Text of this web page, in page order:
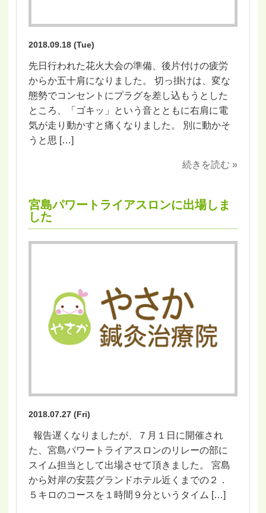
2018.09.18 (Tue)
先日行われた花火大会の準備、後片付けの疲労
からか五十肩になりました。 切っ掛けは、変な
態勢でコンセントにプラグを差し込もうとした
ところ、「ゴキッ」という音とともに右肩に電
気が走り動かすと痛くなりました。 別に動かそ
うと思 […]
続きを読む »
宮島パワートライアスロンに出場しま
した
2018.07.27 (Fri)
報告遅くなりましたが、７月１日に開催され
た、宮島パワートライアスロンのリレーの部に
スイム担当として出場させて頂きました。 宮島
から対岸の安芸グランドホテル近くまでの２．
５キロのコースを１時間９分というタイム […]